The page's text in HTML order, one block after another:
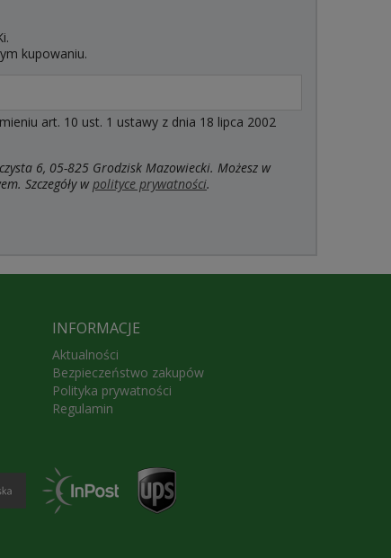
kupowaniu.
art. 10 ust. 1 ustawy z dnia 18 lipca 2002
6, 05-825 Grodzisk Mazowiecki. Możesz w
Szczegóły wpolityce prywatności.
INFORMACJE
Aktualności
Bezpieczeństwo zakupów
Polityka prywatności
Regulamin